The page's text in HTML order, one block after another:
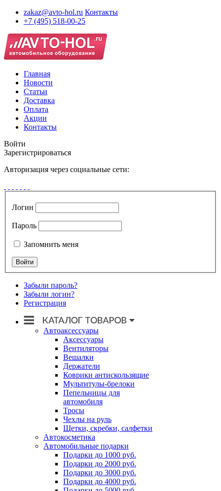
zakaz@avto-hol.ru Контакты
+7 (495) 518-00-25
Главная
Новости
Статьи
Доставка
Оплата
Акции
Контакты
Войти
Зарегистрироваться
Авторизация через социальные сети:
Логин
Пароль
Запомнить меня
Забыли пароль?
Забыли логин?
Регистрация
Автоаксессуары
Аксессуары
Вентиляторы
Вешалки
Держатели
Коврики антискользящие
Мультитулы-брелоки
Пепельницы для
автомобиля
Тросы
Чехлы на руль
Щетки, скребки, салфетки
Автокосметика
Автомобильные подарки
Подарки до 1000 руб.
Подарки до 2000 руб.
Подарки до 3000 руб.
Подарки до 4000 руб.